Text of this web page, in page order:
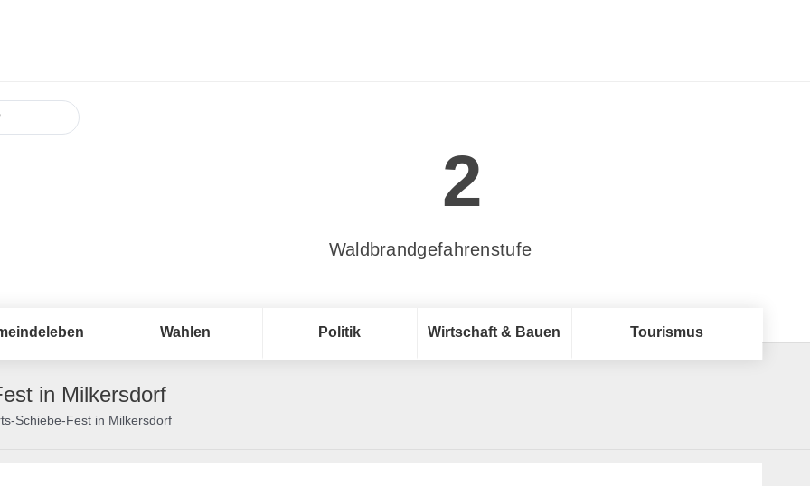
2
Waldbrandgefahrenstufe
Wahlen Politik Wirtschaft & Bauen Tourismus
in Milkersdorf
Schiebe-Fest in Milkersdorf